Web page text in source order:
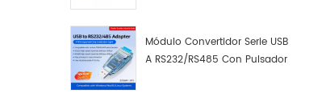
Módulo Convertidor Serie USB
A RS232/RS485 Con Pulsador